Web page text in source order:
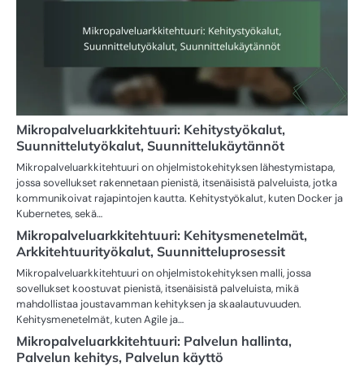
Mikropalveluarkkitehtuuri: Kehitystyökalut,
Suunnittelutyökalut, Suunnittelukäytännöt
Mikropalveluarkkitehtuuri on ohjelmistokehityksen lähestymistapa,
jossa sovellukset rakennetaan pienistä, itsenäisistä palveluista, jotka
kommunikoivat rajapintojen kautta. Kehitystyökalut, kuten Docker ja
Kubernetes, sekä…
Mikropalveluarkkitehtuuri: Kehitysmenetelmät,
Arkkitehtuurityökalut, Suunnitteluprosessit
Mikropalveluarkkitehtuuri on ohjelmistokehityksen malli, jossa
sovellukset koostuvat pienistä, itsenäisistä palveluista, mikä
mahdollistaa joustavamman kehityksen ja skaalautuvuuden.
Kehitysmenetelmät, kuten Agile ja…
Mikropalveluarkkitehtuuri: Palvelun hallinta,
Palvelun kehitys, Palvelun käyttö